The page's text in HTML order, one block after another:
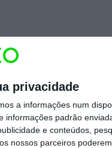
privacidade
a informações num
informações padrão
e conteúdos,
nossos parceiros
as
mais
de um
e
sete grandes